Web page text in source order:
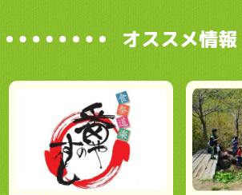
オススメ情報